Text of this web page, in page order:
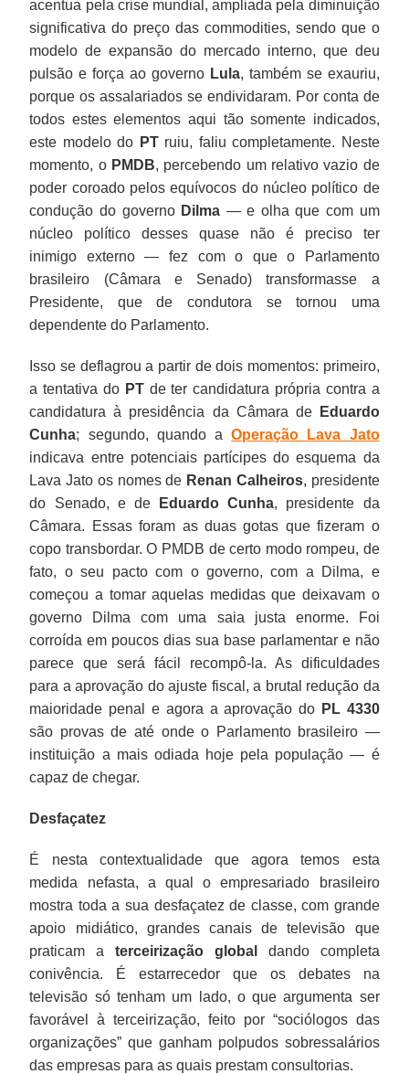
acentua pela crise mundial, ampliada pela diminuição
significativa do preço das commodities, sendo que o
modelo de expansão do mercado interno, que deu
pulsão e força ao governo Lula, também se exauriu,
porque os assalariados se endividaram. Por conta de
todos estes elementos aqui tão somente indicados,
este modelo do PTruiu, faliu completamente. Neste
momento, o PMDB, percebendo um relativo vazio de
poder coroado pelos equívocos do núcleo político de
condução do governo Dilma — e olha que com um
núcleo político desses quase não é preciso ter
inimigo externo — fez com o que o Parlamento
brasileiro (Câmara e Senado) transformasse a
Presidente, que de condutora se tornou uma
dependente do Parlamento.
Isso se deflagrou a partir de dois momentos: primeiro,
a tentativa do PTde ter candidatura própria contra a
candidatura à presidência da Câmara de
Eduardo
Cunha; segundo, quando aOperação Lava Jato
indicava entre potenciais partícipes do esquema da
Lava Jato os nomes de Renan Calheiros, presidente
do Senado, e de
Eduardo Cunha, presidente da
Câmara. Essas foram as duas gotas que fizeram o
copo transbordar. O PMDB de certo modo rompeu, de
fato, o seu pacto com o governo, com a Dilma, e
começou a tomar aquelas medidas que deixavam o
governo Dilma com uma saia justa enorme. Foi
corroída em poucos dias sua base parlamentar e não
parece que será fácil recompô-la. As dificuldades
para a aprovação do ajuste fiscal, a brutal redução da
maioridade penal e agora a aprovação do PL 4330
são provas de até onde o Parlamento brasileiro —
instituição a mais odiada hoje pela população — é
capaz de chegar.
Desfaçatez
É nesta contextualidade que agora temos esta
medida nefasta, a qual o empresariado brasileiro
mostra toda a sua desfaçatez de classe, com grande
apoio midiático, grandes canais de televisão que
praticam aterceirização global
dando completa
conivência. É estarrecedor que os debates na
televisão só tenham um lado, o que argumenta ser
favorável à terceirização, feito por “sociólogos das
organizações” que ganham polpudos sobressalários
das empresas para as quais prestam consultorias.